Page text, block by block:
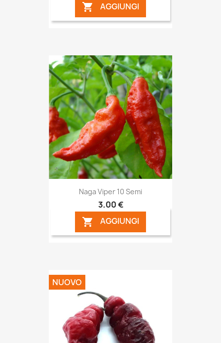
 AGGIUNGI
Naga Viper 10 Semi
3,00 €
 AGGIUNGI
NUOVO